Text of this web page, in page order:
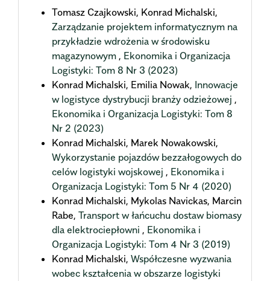
Tomasz Czajkowski, Konrad Michalski,
Zarządzanie projektem informatycznym na
przykładzie wdrożenia w środowisku
magazynowym , Ekonomika i Organizacja
Logistyki: Tom 8 Nr 3 (2023)
Konrad Michalski, Emilia Nowak, Innowacje
w logistyce dystrybucji branży odzieżowej ,
Ekonomika i Organizacja Logistyki: Tom 8
Nr 2 (2023)
Konrad Michalski, Marek Nowakowski,
Wykorzystanie pojazdów bezzałogowych do
celów logistyki wojskowej , Ekonomika i
Organizacja Logistyki: Tom 5 Nr 4 (2020)
Konrad Michalski, Mykolas Navickas, Marcin
Rabe, Transport w łańcuchu dostaw biomasy
dla elektrociepłowni , Ekonomika i
Organizacja Logistyki: Tom 4 Nr 3 (2019)
Konrad Michalski, Współczesne wyzwania
wobec kształcenia w obszarze logistyki